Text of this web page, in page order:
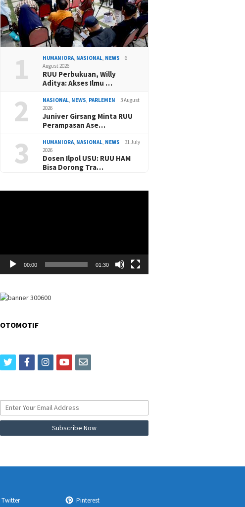
1 HUMANIORA, NASIONAL, NEWS
6
August 2026
RUU Perbukuan, Willy
Aditya: Akses Ilmu …
2 NASIONAL, NEWS, PARLEMEN
3 August
2026
Juniver Girsang Minta RUU
Perampasan Ase…
3 HUMANIORA, NASIONAL, NEWS
31 July
2026
Dosen Ilpol USU: RUU HAM
Bisa Dorong Tra…
00:00 01:30
OTOMOTIF
twitterfacebookinstagram
youtubeemail
Twitter Pinterest